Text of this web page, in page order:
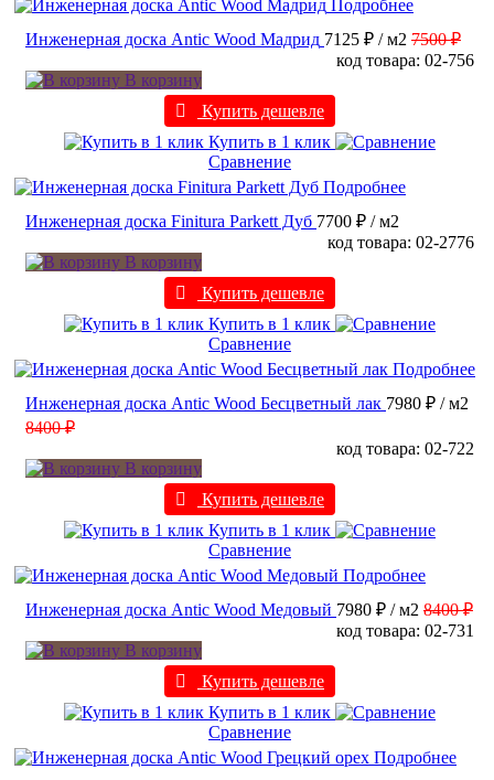
Подробнее
Инженерная доска Antic Wood Мадрид 7125 ₽ / м2 7500 ₽
код товара: 02-756
В корзину
Купить дешевле
Купить в 1 клик
Сравнение
Подробнее
Инженерная доска Finitura Parkett Дуб 7700 ₽ / м2
код товара: 02-2776
В корзину
Купить дешевле
Купить в 1 клик
Сравнение
Подробнее
Инженерная доска Antic Wood Бесцветный лак 7980 ₽ / м2
8400 ₽
код товара: 02-722
В корзину
Купить дешевле
Купить в 1 клик
Сравнение
Подробнее
Инженерная доска Antic Wood Медовый 7980 ₽ / м2 8400 ₽
код товара: 02-731
В корзину
Купить дешевле
Купить в 1 клик
Сравнение
Подробнее